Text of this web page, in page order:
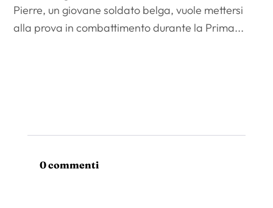
Pierre, un giovane soldato belga, vuole mettersi
alla prova in combattimento durante la Prima...
0 commenti